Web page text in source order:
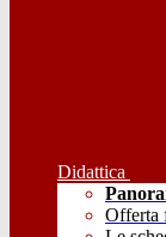
Didattica
Offerta